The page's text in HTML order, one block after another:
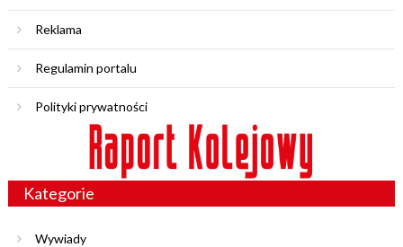
Reklama
Regulamin portalu
Polityki prywatności
Kategorie
Wywiady